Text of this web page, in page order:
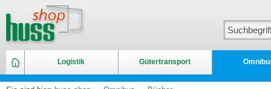
Logistik Gütertransport